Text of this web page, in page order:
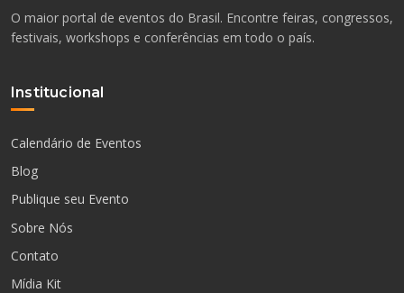
O maior portal de eventos do Brasil. Encontre feiras, congressos,
festivais, workshops e conferências em todo o país.
Institucional
Calendário de Eventos
Blog
Publique seu Evento
Sobre Nós
Contato
Mídia Kit